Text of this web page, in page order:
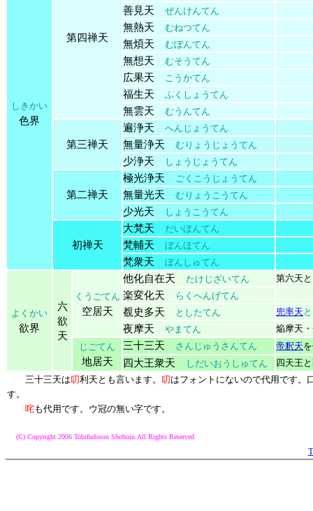
しきかい
色界
第四禅天
善見天 ぜんけんてん
無熱天 むねつてん
無煩天 むぼんてん
無想天 むそうてん
広果天 こうかてん
福生天 ふくしょうてん
無雲天 むうんてん
第三禅天
遍浄天 へんじょうてん
無量浄天 むりょうじょうてん
少浄天 しょうじょうてん
第二禅天
極光浄天 ごくこうじょうてん
無量光天 むりょうこうてん
少光天 しょうこうてん
初禅天
大梵天 だいぼんてん
梵輔天 ぼんほてん
梵衆天 ぼんしゅてん
よくかい
欲界
六
欲
天
くうごてん
空居天
他化自在天 たけじざいてん 第六天
楽変化天 らくへんげてん
覩史多天 としたてん 兜率天
夜摩天 やまてん
焔摩天
じごてん
地居天
三十三天 さんじゅうさんてん 帝釈天
四大王衆天 しだいおうしゅてん
四天王
三十三天は叨利天とも言います。 叨はフォントにないので代用です。
す。
咤も代用です。ウ冠の無い字です。
(C) Copyright 2006 Tobifudoson Shoboin.All Rights Reserved.